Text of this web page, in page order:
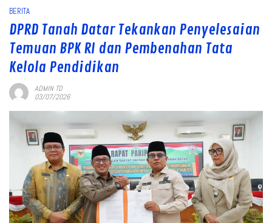
BERITA
DPRD Tanah Datar Tekankan Penyelesaian
Temuan BPK RI dan Pembenahan Tata
Kelola Pendidikan
ADMIN TD
03/07/2026